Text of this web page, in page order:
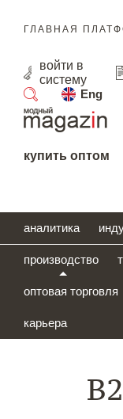
ГЛАВНАЯ
войти в
систему
Eng
поиск
купить оптом
аналитика
производство
оптовая торговля
карьера